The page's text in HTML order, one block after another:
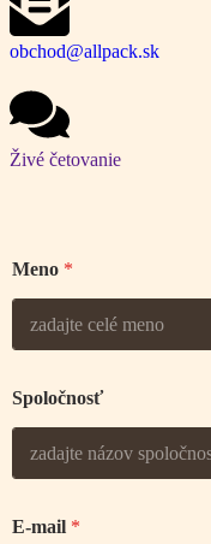
obchod@allpack.sk
Živé četovanie
Meno *
Spoločnosť
E-mail *